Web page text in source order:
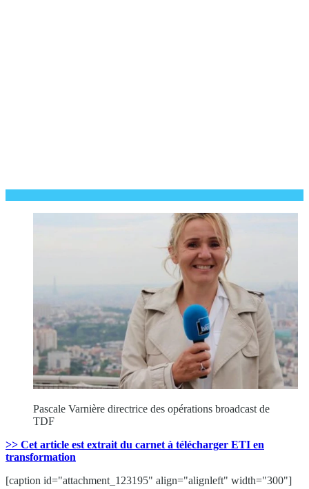
Pascale Varnière directrice des opérations broadcast de
TDF
>> Cet article est extrait du carnet à télécharger ETI en
transformation
[caption id="attachment_123195" align="alignleft" width="300"]